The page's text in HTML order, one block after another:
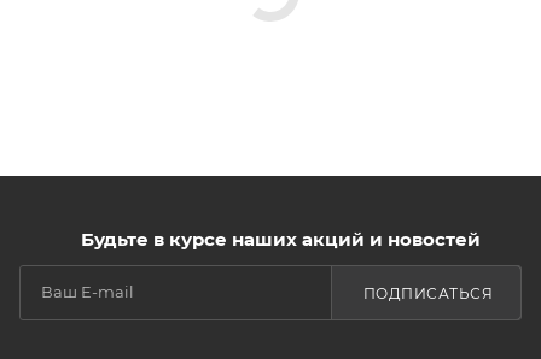
Будьте в курсе наших акций и новостей
ПОДПИСАТЬСЯ